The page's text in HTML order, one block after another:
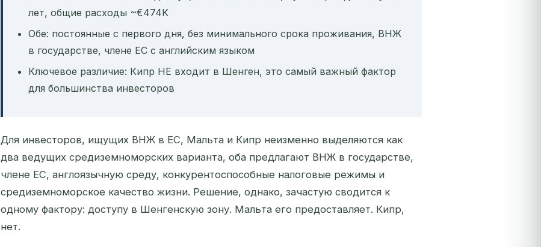
лет, общие расходы ~€474K
Обе: постоянные с первого дня, без минимального срока проживания, ВНЖ
в государстве, члене ЕС с английским языком
Ключевое различие: Кипр НЕ входит в Шенген, это самый важный фактор
для большинства инвесторов
Для инвесторов, ищущих ВНЖ в ЕС, Мальта и Кипр неизменно выделяются как
два ведущих средиземноморских варианта, оба предлагают ВНЖ в государстве,
члене ЕС, англоязычную среду, конкурентоспособные налоговые режимы и
средиземноморское качество жизни. Решение, однако, зачастую сводится к
одному фактору: доступу в Шенгенскую зону. Мальта его предоставляет. Кипр,
нет.